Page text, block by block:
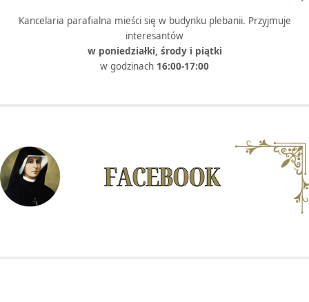
Kancelaria parafialna mieści się w budynku plebanii. Przyjmuje
interesantów
w poniedziałki, środy i piątki
w godzinach 16:00-17:00